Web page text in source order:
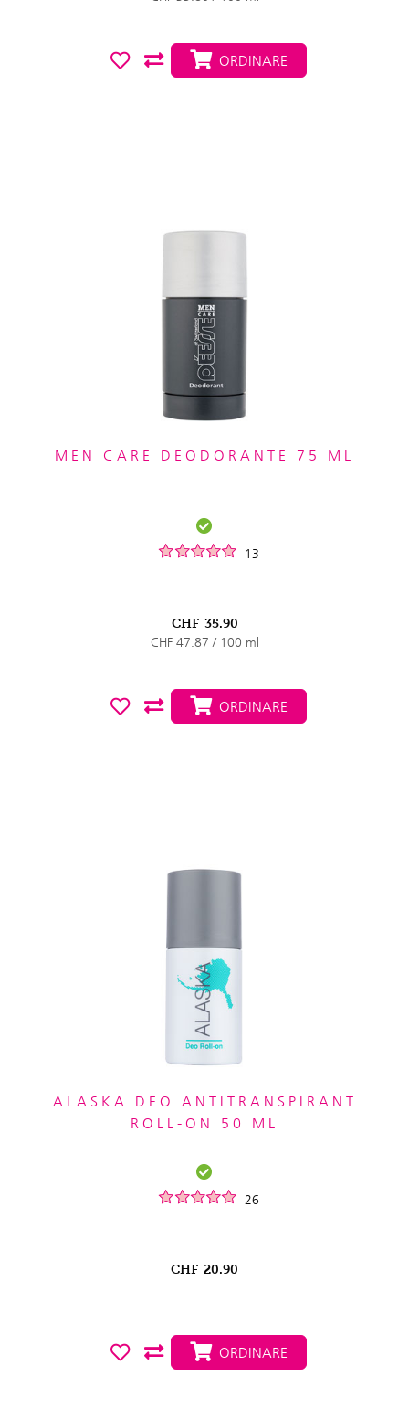
ORDINARE
MEN CARE DEODORANTE 75 ML
13
CHF 35.90
CHF 47.87 / 100 ml
ORDINARE
ALASKA DEO ANTITRANSPIRANT
ROLL-ON 50 ML
26
CHF 20.90
ORDINARE